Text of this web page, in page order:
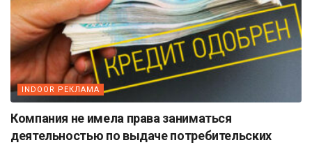
INDOOR РЕКЛАМА
Компания не имела права заниматься
деятельностью по выдаче потребительских